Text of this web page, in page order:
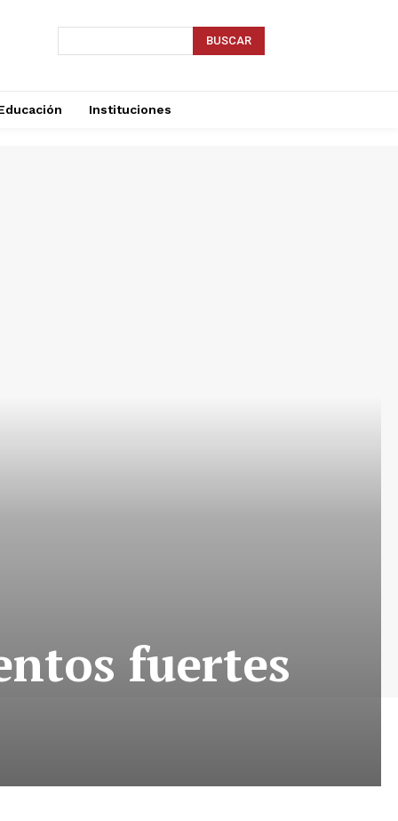
BUSCAR
Instituciones
fuertes